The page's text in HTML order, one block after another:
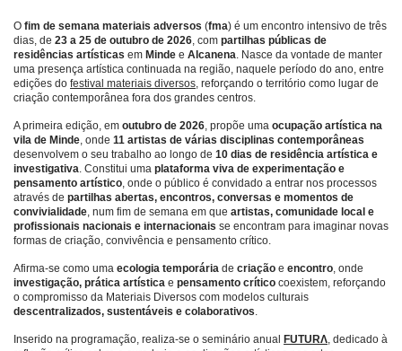
O fim de semana materiais adversos (fma) é um encontro intensivo de três
dias, de 23 a 25 de outubro de 2026 , com partilhas públicas de
residências artísticas em Minde e Alcanena . Nasce da vontade de manter
uma presença artística continuada na região, naquele período do ano, entre
edições do festival materiais diversos , reforçando o território como lugar de
criação contemporânea fora dos grandes centros.
A primeira edição, em outubro de 2026 , propõe uma ocupação artística na
vila de Minde , onde 11 artistas de várias disciplinas contemporâneas
desenvolvem o seu trabalho ao longo de 10 dias de residência artística e
investigativa . Constitui uma plataforma viva de experimentação e
pensamento artístico , onde o público é convidado a entrar nos processos
através de partilhas abertas, encontros, conversas e momentos de
convivialidade , num fim de semana em que artistas, comunidade local e
profissionais nacionais e internacionais se encontram para imaginar novas
formas de criação, convivência e pensamento crítico.
Afirma-se como uma ecologia temporária de criação e encontro , onde
investigação, prática artística e pensamento crítico coexistem, reforçando
o compromisso da Materiais Diversos com modelos culturais
descentralizados, sustentáveis e colaborativos
Inserido na programação, realiza-se o seminário anual FUTURΛ , dedicado à